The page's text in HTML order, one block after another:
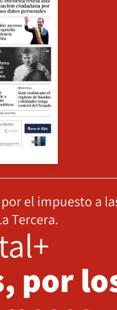
el impuesto a
Tercera.
por